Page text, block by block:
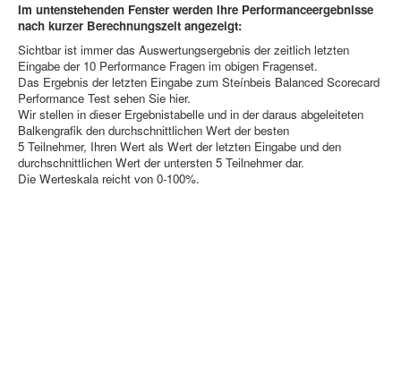
Im untenstehenden Fenster werden Ihre Performanceergebnisse
nach kurzer Berechnungszeit angezeigt:
Sichtbar ist immer das Auswertungsergebnis der zeitlich letzten
Eingabe der 10 Performance Fragen im obigen Fragenset.
Das Ergebnis der letzten Eingabe zum Steínbeis Balanced Scorecard
Performance Test sehen Sie hier.
Wir stellen in dieser Ergebnistabelle und in der daraus abgeleiteten
Balkengrafik den durchschnittlichen Wert der besten
5 Teilnehmer, Ihren Wert als Wert der letzten Eingabe und den
durchschnittlichen Wert der untersten 5 Teilnehmer dar.
Die Werteskala reicht von 0-100%.